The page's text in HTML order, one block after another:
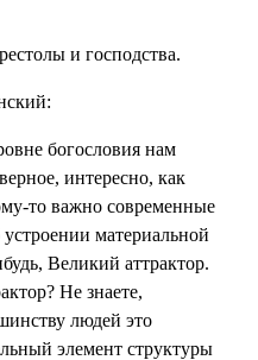
и господства.
богословия нам
интересно, как
то важно современные
материальной
Великий аттрактор.
Не знаете,
людей это
элемент структуры